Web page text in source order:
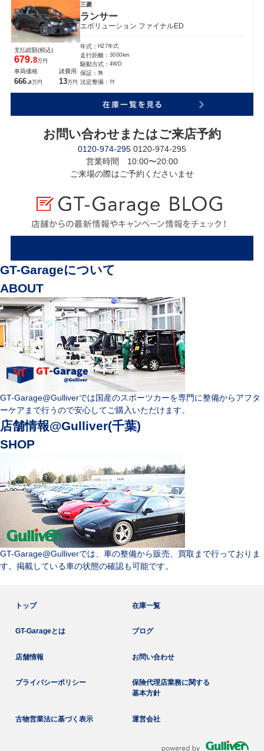
支払総額(税込)
679.8万円
車両価格
666.8万円
諸費用
13万円
三菱
ランサー
エボリューション ファイナルED
年式： H27年式
走行距離： 3000km
駆動方式： 4WD
保証： 無
法定整備： 付
お問い合わせまたはご来店予約
0120-974-295 0120-974-295
営業時間 10:00〜20:00
ご来場の際はご予約くださいませ
GT-Garageについて
ABOUT
GT-Garage@Gulliverでは国産のスポーツカーを専門に整備からアフタ
ーケアまで行うので安心してご購入いただけます。
店舗情報@Gulliver(千葉)
SHOP
GT-Garage@Gulliverでは、車の整備から販売、買取まで行っておりま
す。掲載している車の状態の確認も可能です。
トップ 在庫一覧
GT-Garageとは ブログ
店舗情報 お問い合わせ
プライバシーポリシー
保険代理店業務に関する
基本方針
古物営業法に基づく表示 運営会社